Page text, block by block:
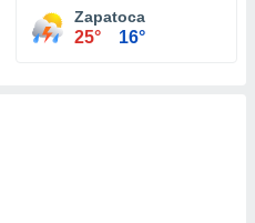
Zapatoca
25° 16°